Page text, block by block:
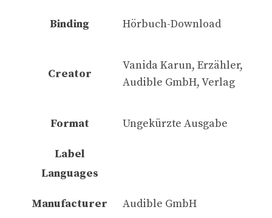
Binding Hörbuch-Download
Creator
Vanida Karun, Erzähler,
Audible GmbH, Verlag
Format Ungekürzte Ausgabe
Label
Languages
Manufacturer Audible GmbH